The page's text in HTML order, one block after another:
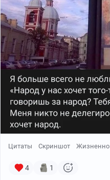
Цитаты Скриншот Жизненно
4 1